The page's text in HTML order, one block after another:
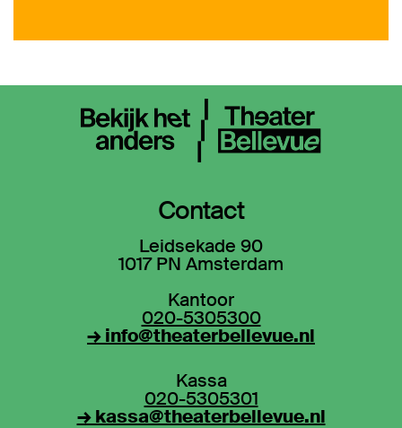
Contact
Leidsekade 90
1017 PN Amsterdam
Kantoor
020-5305300
→ info@theaterbellevue.nl
Kassa
020-5305301
→ kassa@theaterbellevue.nl